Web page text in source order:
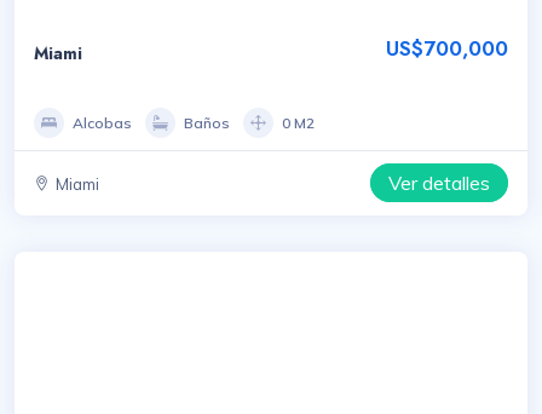
Miami US$700,000
Alcobas Baños 0 M2
Miami Ver detalles